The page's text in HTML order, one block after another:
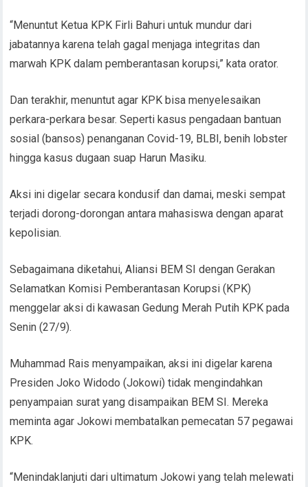
“Menuntut Ketua KPK Firli Bahuri untuk mundur dari
jabatannya karena telah gagal menjaga integritas dan
marwah KPK dalam pemberantasan korupsi,” kata orator.
Dan terakhir, menuntut agar KPK bisa menyelesaikan
perkara-perkara besar. Seperti kasus pengadaan bantuan
sosial (bansos) penanganan Covid-19, BLBI, benih lobster
hingga kasus dugaan suap Harun Masiku.
Aksi ini digelar secara kondusif dan damai, meski sempat
terjadi dorong-dorongan antara mahasiswa dengan aparat
kepolisian.
Sebagaimana diketahui, Aliansi BEM SI dengan Gerakan
Selamatkan Komisi Pemberantasan Korupsi (KPK)
menggelar aksi di kawasan Gedung Merah Putih KPK pada
Senin (27/9).
Muhammad Rais menyampaikan, aksi ini digelar karena
Presiden Joko Widodo (Jokowi) tidak mengindahkan
penyampaian surat yang disampaikan BEM SI. Mereka
meminta agar Jokowi membatalkan pemecatan 57 pegawai
KPK.
“Menindaklanjuti dari ultimatum Jokowi yang telah melewati